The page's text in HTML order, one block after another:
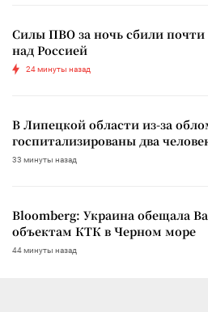
Силы ПВО за ночь сбили почти
над Россией
24 минуты назад
В Липецкой области из-за
госпитализированы два
33 минуты назад
Bloomberg: Украина обещала
объектам КТК в Черном море
44 минуты назад